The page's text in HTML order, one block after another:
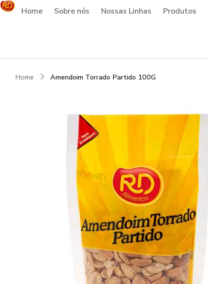
Home Sobre nós Nossas Linhas Produtos
Home Amendoim Torrado Partido 100G